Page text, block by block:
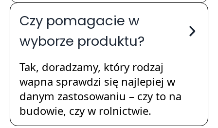
Czy pomagacie w
wyborze produktu?
Tak, doradzamy, który rodzaj
wapna sprawdzi się najlepiej w
danym zastosowaniu – czy to na
budowie, czy w rolnictwie.